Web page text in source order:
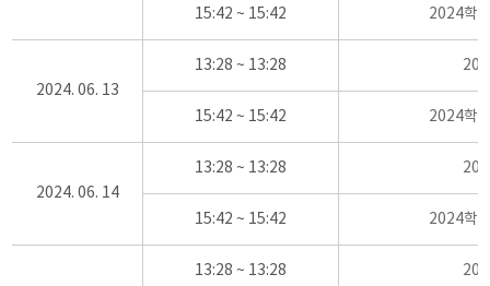
15:42 ~ 15:42 2024학
2024. 06. 13
13:28 ~ 13:28
15:42 ~ 15:42 2024학
2024. 06. 14
13:28 ~ 13:28
15:42 ~ 15:42 2024학
13:28 ~ 13:28